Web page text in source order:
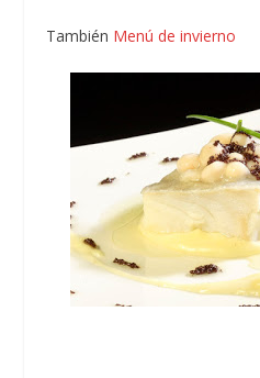
También Menú de invierno